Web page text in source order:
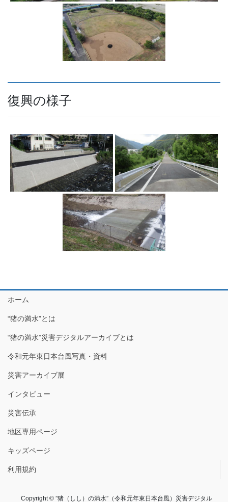
復興の様子
ホーム
“猪の満水”とは
“猪の満水”災害デジタルアーカイブとは
令和元年東日本台風写真・資料
災害アーカイブ展
インタビュー
災害伝承
地区専用ページ
キッズページ
利用規約
Copyright © ”猪（しし）の満水”（令和元年東日本台風）災害デジタル